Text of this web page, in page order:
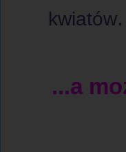
kwiatów.
...a